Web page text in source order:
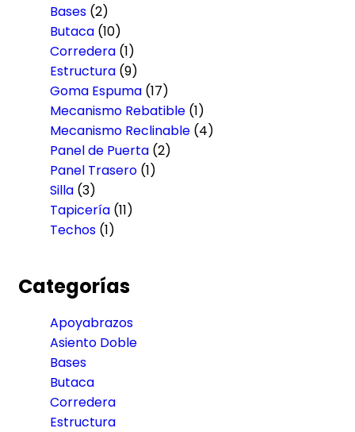
Bases (2)
Butaca (10)
Corredera (1)
Estructura (9)
Goma Espuma (17)
Mecanismo Rebatible (1)
Mecanismo Reclinable (4)
Panel de Puerta (2)
Panel Trasero (1)
Silla (3)
Tapicería (11)
Techos (1)
Categorías
Apoyabrazos
Asiento Doble
Bases
Butaca
Corredera
Estructura